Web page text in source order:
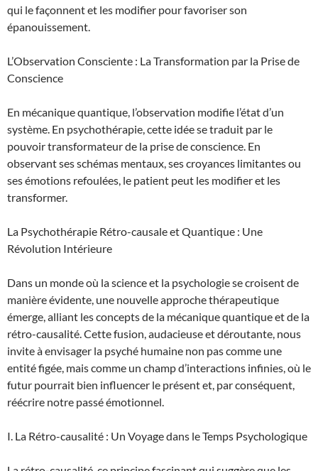
qui le façonnent et les modifier pour favoriser son
épanouissement.
L’Observation Consciente : La Transformation par la Prise de
Conscience
En mécanique quantique, l’observation modifie l’état d’un
système. En psychothérapie, cette idée se traduit par le
pouvoir transformateur de la prise de conscience. En
observant ses schémas mentaux, ses croyances limitantes ou
ses émotions refoulées, le patient peut les modifier et les
transformer.
La Psychothérapie Rétro-causale et Quantique : Une
Révolution Intérieure
Dans un monde où la science et la psychologie se croisent de
manière évidente, une nouvelle approche thérapeutique
émerge, alliant les concepts de la mécanique quantique et de la
rétro-causalité. Cette fusion, audacieuse et déroutante, nous
invite à envisager la psyché humaine non pas comme une
entité figée, mais comme un champ d’interactions infinies, où le
futur pourrait bien influencer le présent et, par conséquent,
réécrire notre passé émotionnel.
I. La Rétro-causalité : Un Voyage dans le Temps Psychologique